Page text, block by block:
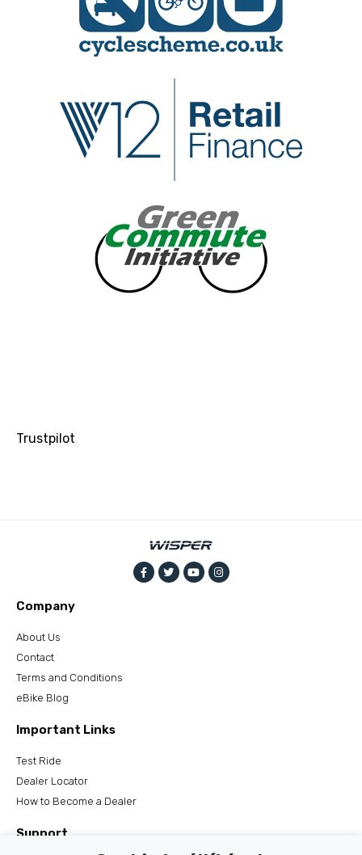
Trustpilot
Company
About Us
Contact
Terms and Conditions
eBike Blog
Important Links
Test Ride
Dealer Locator
How to Become a Dealer
Support